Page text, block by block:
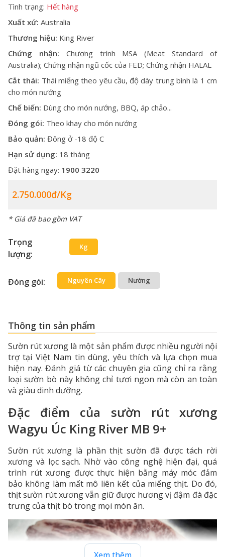
Tình trạng: Hết hàng
Xuất xứ: Australia
Thương hiệu: King River
Chứng nhận: Chương trình MSA (Meat Standard of
Australia); Chứng nhận ngũ cốc của FED; Chứng nhận HALAL
Cắt thái: Thái miếng theo yêu cầu, độ dày trung bình là 1 cm
cho món nướng
Chế biến: Dùng cho món nướng, BBQ, áp chảo...
Đóng gói: Theo khay cho món nướng
Bảo quản: Đông ở -18 độ C
Hạn sử dụng: 18 tháng
Đặt hàng ngay: 1900 3220
2.750.000đ/kg
* Giá đã bao gồm VAT
Trọng
lượng:
Kg
Đóng gói: Nguyên Cây Nướng
Thông tin sản phẩm
Sườn rút xương là một sản phẩm được nhiều người nội
trợ tại Việt Nam tin dùng, yêu thích và lựa chọn mua
hiện nay. Đánh giá từ các chuyên gia cũng chỉ ra rằng
loại sườn bò này không chỉ tươi ngon mà còn an toàn
và giàu dinh dưỡng.
Đặc điểm của sườn rút xương
Wagyu Úc King River MB 9+
Sườn rút xương là phần thịt sườn đã được tách rời
xương và lọc sạch. Nhờ vào công nghệ hiện đại, quá
trình rút xương được thực hiện bằng máy móc đảm
bảo không làm mất mô liên kết của miếng thịt. Do đó,
thịt sườn rút xương vẫn giữ được hương vị đậm đà đặc
trưng của thịt bò trong mọi món ăn.